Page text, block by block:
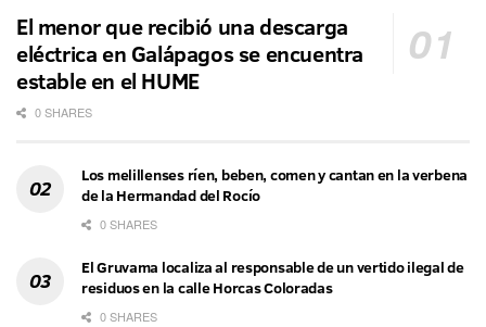
El menor que recibió una descarga
eléctrica en Galápagos se encuentra
estable en el HUME
0 SHARES
Los melillenses ríen, beben, comen y cantan en la verbena
de la Hermandad del Rocío
0 SHARES
El Gruvama localiza al responsable de un vertido ilegal de
residuos en la calle Horcas Coloradas
0 SHARES